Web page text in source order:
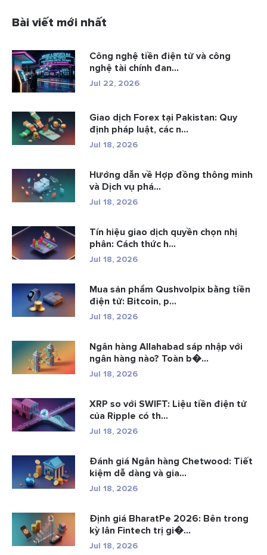
Bài viết mới nhất
Công nghệ tiền điện tử và công
nghệ tài chính đan...
Jul 22, 2026
Giao dịch Forex tại Pakistan: Quy
định pháp luật, các n...
Jul 18, 2026
Hướng dẫn về Hợp đồng thông minh
và Dịch vụ phá...
Jul 18, 2026
Tín hiệu giao dịch quyền chọn nhị
phân: Cách thức h...
Jul 18, 2026
Mua sản phẩm Qushvolpix bằng tiền
điện tử: Bitcoin, p...
Jul 18, 2026
Ngân hàng Allahabad sáp nhập với
ngân hàng nào? Toàn b�...
Jul 18, 2026
XRP so với SWIFT: Liệu tiền điện tử
của Ripple có th...
Jul 18, 2026
Đánh giá Ngân hàng Chetwood: Tiết
kiệm dễ dàng và gia...
Jul 18, 2026
Định giá BharatPe 2026: Bên trong
kỳ lân Fintech trị gi�...
Jul 18, 2026